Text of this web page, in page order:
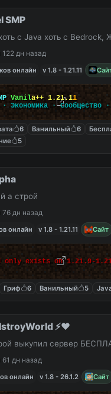
SMP
с Java хоть с Bedrock,
дн назад
онлайн
v 1.8 - 1.21.11
P Vanila++ 1.21.11
· Экономика · Сообщество ·
6 Ванильный 6
5
а строй
76 дн назад
онлайн
v 1.8 - 1.21.11 Сайт
only exists on 1.21.9-
Гриф 6 Ванильный 5
⚡️❤️
выкупил сервер
дн назад
онлайн
v 1.8 - 26.1.2 Сайт